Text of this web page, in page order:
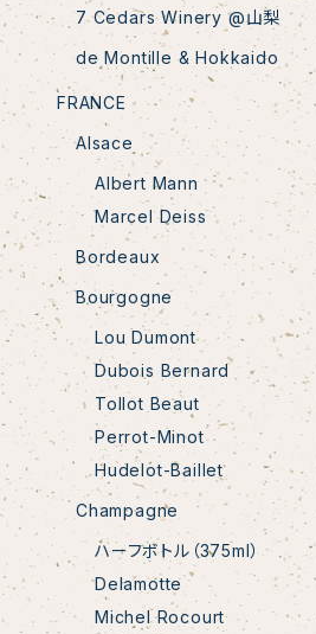
7 Cedars Winery @山梨
de Montille & Hokkaido
FRANCE
Alsace
Albert Mann
Marcel Deiss
Bordeaux
Bourgogne
Lou Dumont
Dubois Bernard
Tollot Beaut
Perrot-Minot
Hudelot-Baillet
Champagne
ハーフボトル（375ml）
Delamotte
Michel Rocourt